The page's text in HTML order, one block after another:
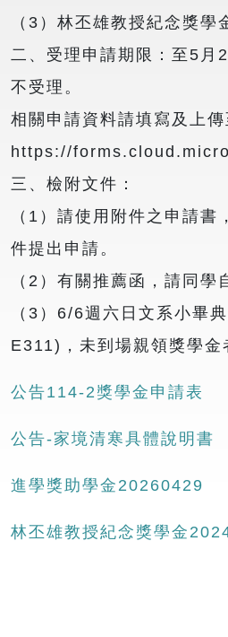
（3）林丕雄教授紀念獎學
二、受理申請期限：至5月
不受理。
相關申請資料請填寫及上
https://
三、檢附文件：
（1）請使用附件之申請書
件提出申請。
（2）有關推薦函，請同學
（3）6/6週六日文系小畢
E311)，未到場親領獎學金
公告114-2獎學金申請表
公告-家境清寒具體說明書
進學獎助學金20260429
林丕雄教授紀念獎學金